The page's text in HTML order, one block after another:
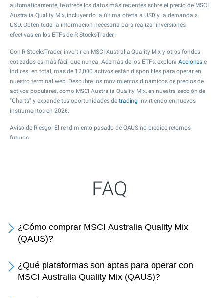
automáticamente, te ofrece los datos más recientes sobre el precio de MSCI
Australia Quality Mix, incluyendo la última oferta a USD y la demanda a
USD. Obtén toda la información necesaria para realizar inversiones
efectivas en los ETFs de R StocksTrader.
Con R StocksTrader, invertir en MSCI Australia Quality Mix y otros fondos
cotizados es más fácil que nunca. Además de los ETFs, explora Acciones e
Índices: en total, más de 12,000 activos están disponibles para operar en
nuestro terminal web. Descubre los movimientos dinámicos de precios de
activos populares, como MSCI Australia Quality Mix, en nuestra sección de
"Charts" y expande tus oportunidades de trading invirtiendo en nuevos
instrumentos en 2026.
Aviso de Riesgo: El rendimiento pasado de QAUS no predice retornos
futuros.
FAQ
¿Cómo comprar MSCI Australia Quality Mix
(QAUS)?
¿Qué plataformas son aptas para operar con
MSCI Australia Quality Mix (QAUS)?